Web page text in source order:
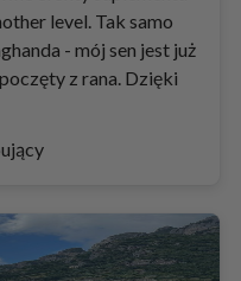
level. Tak samo
- mój sen jest już
z rana. Dzięki